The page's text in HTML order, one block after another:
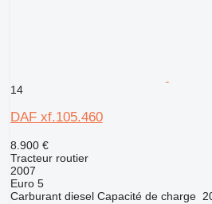
14
DAF xf.105.460
8.900 €
Tracteur routier
2007
Euro 5
Carburant diesel Capacité de charge